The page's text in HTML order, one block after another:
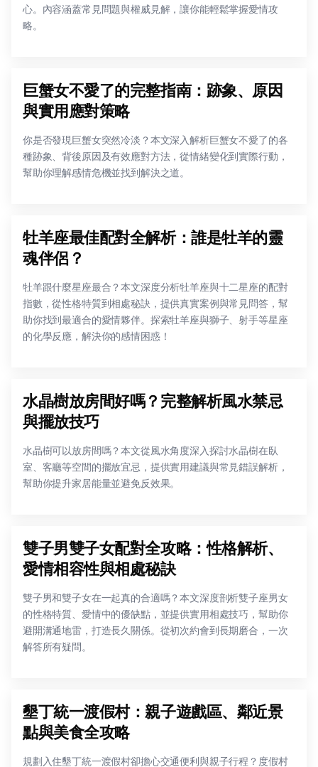
心。內容涵蓋常見問題與權威見解，讓你能輕鬆掌握愛情攻
略。
巨蟹女不愛了的完整指南：跡象、原因
與實用應對策略
你是否發現巨蟹女突然冷淡？本文深入解析巨蟹女不愛了的各
種跡象、背後原因及有效應對方法，從情緒變化到實際行動，
幫助你理解感情危機並找到解決之道。
牡羊座最佳配對全解析：誰是牡羊的靈
魂伴侶？
牡羊跟什麼星座最合？本文深度分析牡羊座與十二星座的配對
指數，從性格特質到相處秘訣，提供真實案例與常見問答，幫
助你找到最適合的愛情夥伴。探索牡羊座與獅子、射手等星座
的化學反應，解決你的感情困惑！
水晶樹放房間好嗎？完整解析風水禁忌
與擺放技巧
水晶樹可以放房間嗎？本文從風水角度深入探討水晶樹在臥
室、客廳等空間的擺放宜忌，提供實用建議與常見錯誤解析，
幫助你提升家居能量並避免反效果。
雙子男雙子女配對全攻略：性格解析、
愛情相容性與相處秘訣
雙子男和雙子女在一起真的合適嗎？本文深度剖析雙子座男女
的性格特質、愛情中的優缺點，並提供實用相處技巧，幫助你
避開溝通地雷，打造長久關係。從初次約會到長期磨合，一次
解答所有疑問。
墾丁統一渡假村：親子遊戲區、鄰近景
點與美食全攻略
規劃入住墾丁統一渡假村卻擔心交通便利與親子行程？度假村